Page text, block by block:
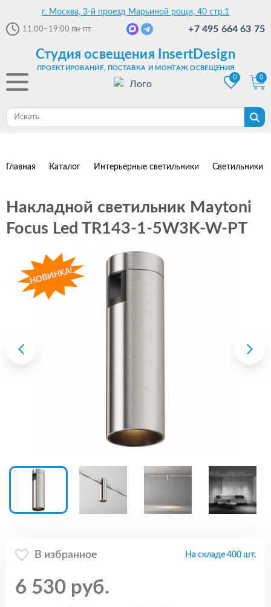
г. Москва, 3-й проезд Марьиной рощи, 40 стр.1
11:00–19:00 пн-пт +7 495 664 63 75
Студия освещения InsertDesign
ПРОЕКТИРОВАНИЕ, ПОСТАВКА И МОНТАЖ ОСВЕЩЕНИЯ
0
0
Главная Каталог Интерьерные светильники Светильники
Накладной светильник Maytoni
Focus Led TR143-1-5W3K-W-PT
В избранное На складе 400 шт.
6 530 руб.